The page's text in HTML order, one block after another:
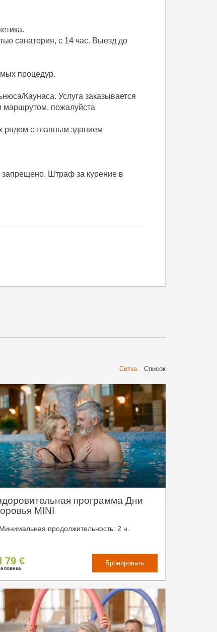
санатория, c 14 час. Выезд до
процедур.
Каунаса. Услуга заказывается
маршрутом, пожалуйста
рядом с главным зданием
запрещено. Штраф за курение в
Сетка Cписок
программа Дни
MINI
Минимальная продолжительность: 2 н.
79 € Бронировать